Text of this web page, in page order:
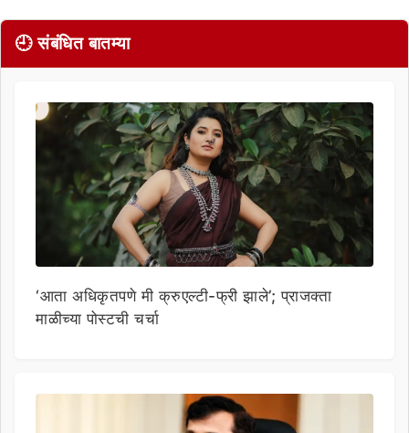
🕘 संबंधित बातम्या
‘आता अधिकृतपणे मी क्रुएल्टी-फ्री झाले’; प्राजक्ता
माळीच्या पोस्टची चर्चा